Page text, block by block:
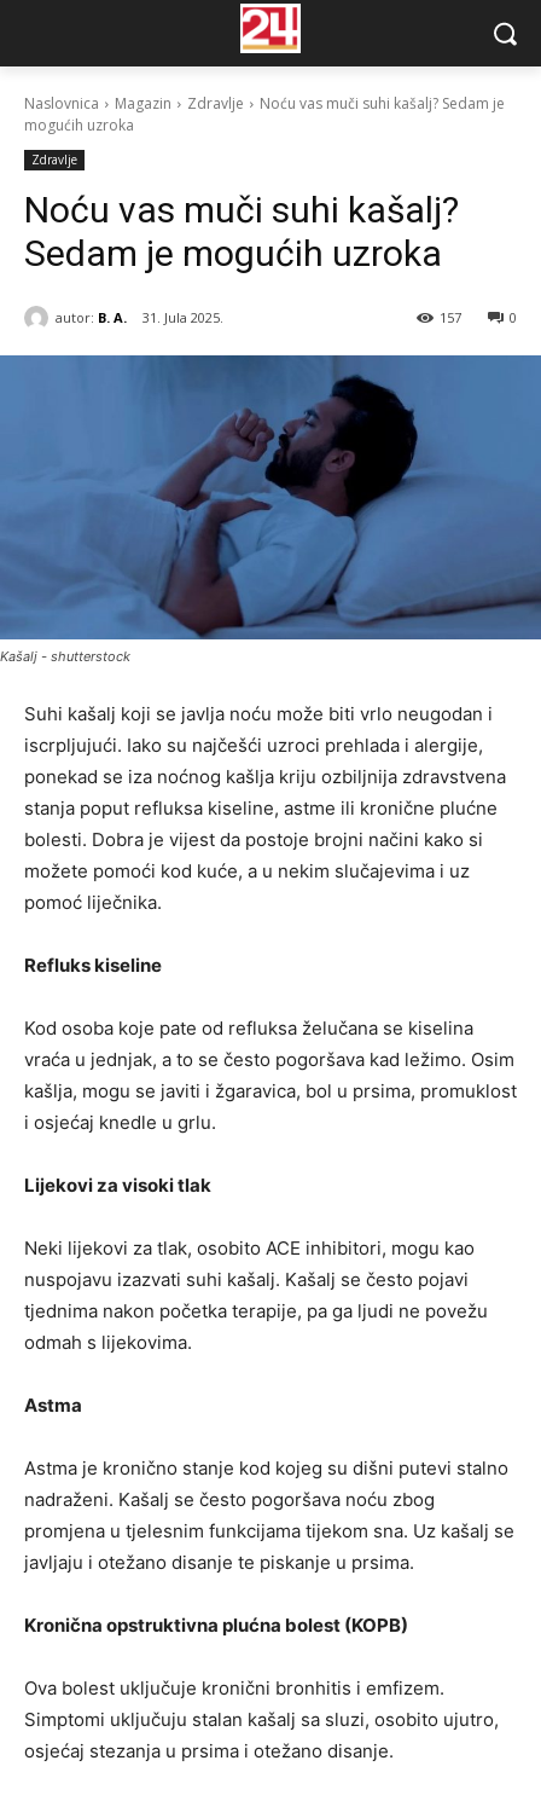
Naslovnica Magazin Zdravlje
Noću vas muči suhi kašalj? Sedam je
mogućih uzroka
Zdravlje
Noću vas muči suhi kašalj?
Sedam je mogućih uzroka
autor: B. A. 31. Jula 2025. 0
157
Kašalj - shutterstock
Suhi kašalj koji se javlja noću može biti vrlo neugodan i
iscrpljujući. Iako su najčešći uzroci prehlada i alergije,
ponekad se iza noćnog kašlja kriju ozbiljnija zdravstvena
stanja poput refluksa kiseline, astme ili kronične plućne
bolesti. Dobra je vijest da postoje brojni načini kako si
možete pomoći kod kuće, a u nekim slučajevima i uz
pomoć liječnika.
Refluks kiseline
Kod osoba koje pate od refluksa želučana se kiselina
vraća u jednjak, a to se često pogoršava kad ležimo. Osim
kašlja, mogu se javiti i žgaravica, bol u prsima, promuklost
i osjećaj knedle u grlu.
Lijekovi za visoki tlak
Neki lijekovi za tlak, osobito ACE inhibitori, mogu kao
nuspojavu izazvati suhi kašalj. Kašalj se često pojavi
tjednima nakon početka terapije, pa ga ljudi ne povežu
odmah s lijekovima.
Astma
Astma je kronično stanje kod kojeg su dišni putevi stalno
nadraženi. Kašalj se često pogoršava noću zbog
promjena u tjelesnim funkcijama tijekom sna. Uz kašalj se
javljaju i otežano disanje te piskanje u prsima.
Kronična opstruktivna plućna bolest (KOPB)
Ova bolest uključuje kronični bronhitis i emfizem.
Simptomi uključuju stalan kašalj sa sluzi, osobito ujutro,
osjećaj stezanja u prsima i otežano disanje.